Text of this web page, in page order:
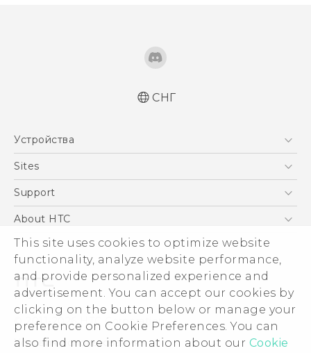
This site uses cookies to optimize website
functionality, analyze website performance,
and provide personalized experience and
advertisement. You can accept our cookies by
clicking on the button below or manage your
preference on Cookie Preferences. You can
also find more information about our Cookie
Русский - Руководство пользователя
СНГ
Устройства
5G
EXODUS
VIVE
Sites
HTC Dev
Support
ПОДДЕРЖКА
About HTC
ESG
Инвестирование
Политика конфиденциальности
Безопасность продуктов
Вакансии
Security and Privacy Whitepaper
© 2011-2026 HTC Corporation
Условия использования.